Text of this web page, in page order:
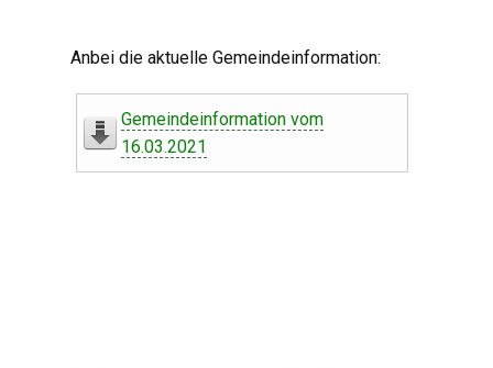
Leben in Oberdorf
Anbei die aktuelle Gemeindeinformation:
Gemeindeinformation vom
16.03.2021